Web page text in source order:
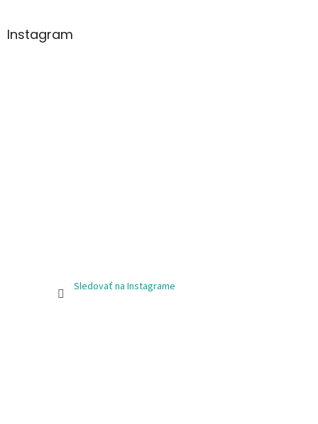
Instagram
Sledovať na Instagrame